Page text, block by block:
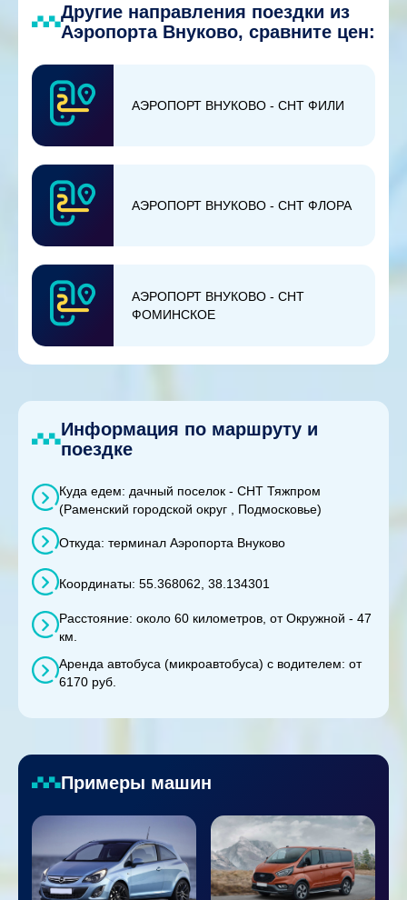
Другие направления поездки из
Аэропорта Внуково, сравните цен:
АЭРОПОРТ ВНУКОВО - СНТ ФИЛИ
АЭРОПОРТ ВНУКОВО - СНТ ФЛОРА
АЭРОПОРТ ВНУКОВО - СНТ
ФОМИНСКОЕ
Информация по маршруту и
поездке
Куда едем: дачный поселок - СНТ Тяжпром
(Раменский городской округ , Подмосковье)
Откуда: терминал Аэропорта Внуково
Координаты: 55.368062, 38.134301
Расстояние: около 60 километров, от Окружной - 47
км.
Аренда автобуса (микроавтобуса) с водителем: от
6170 руб.
Примеры машин